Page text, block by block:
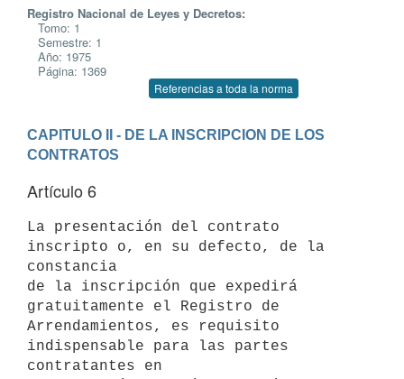
Registro Nacional de Leyes y Decretos:
Tomo: 1
Semestre: 1
Año: 1975
Página: 1369
Referencias a toda la norma
CAPITULO II - DE LA INSCRIPCION DE LOS
CONTRATOS
Artículo 6
La presentación del contrato
inscripto o, en su defecto, de la
constancia
de la inscripción que expedirá
gratuitamente el Registro de
Arrendamientos, es requisito
indispensable para las partes
contratantes en